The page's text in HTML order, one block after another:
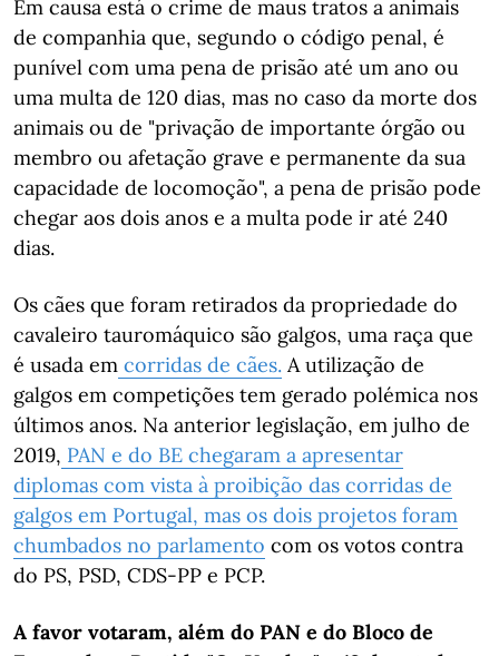
Em causa está o crime de maus tratos a animais
de companhia que, segundo o código penal, é
punível com uma pena de prisão até um ano ou
uma multa de 120 dias, mas no caso da morte dos
animais ou de "privação de importante órgão ou
membro ou afetação grave e permanente da sua
capacidade de locomoção", a pena de prisão pode
chegar aos dois anos e a multa pode ir até 240
dias.
Os cães que foram retirados da propriedade do
cavaleiro tauromáquico são galgos, uma raça que
é usada em corridas de cães. A utilização de
galgos em competições tem gerado polémica nos
últimos anos. Na anterior legislação, em julho de
2019, PAN e do BE chegaram a apresentar
diplomas com vista à proibição das corridas de
galgos em Portugal, mas os dois projetos foram
chumbados no parlamento com os votos contra
do PS, PSD, CDS-PP e PCP.
A favor votaram, além do PAN e do Bloco de